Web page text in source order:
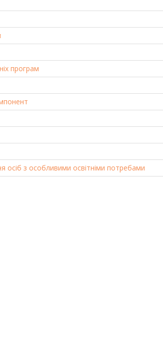
програм
осіб з особливими освітніми потребами